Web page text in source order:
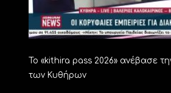
Το «kithira pass 2026» ανέβασε
των Κυθήρων